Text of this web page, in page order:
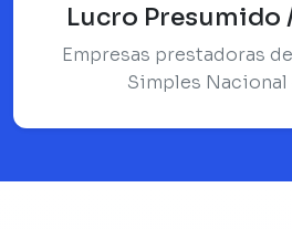
Lucro Presumido
Empresas prestadoras
Simples Nacional